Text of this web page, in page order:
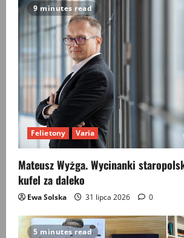
9 minutes read
Felietony Varia
Mateusz Wyżga. Wycinanki
kufel za daleko
Ewa Solska 31 lipca 2026 0
5 minutes read